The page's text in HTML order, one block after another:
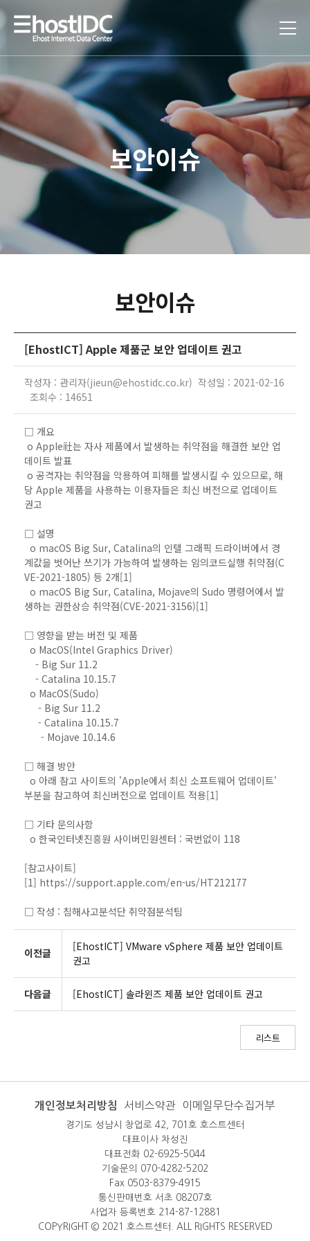
보안이슈
보안이슈
[EhostICT] Apple 제품군 보안 업데이트 권고
작성자 : 관리자(jieun@ehostidc.co.kr) 작성일 : 2021-02-16
조회수 : 14651
□ 개요
o Apple社는 자사 제품에서 발생하는 취약점을 해결한 보안 업
데이트 발표
o 공격자는 취약점을 악용하여 피해를 발생시킬 수 있으므로, 해
당 Apple 제품을 사용하는 이용자들은 최신 버전으로 업데이트
권고
□ 설명
o macOS Big Sur, Catalina의 인텔 그래픽 드라이버에서 경
계값을 벗어난 쓰기가 가능하여 발생하는 임의코드실행 취약점(C
VE-2021-1805) 등 2개[1]
o macOS Big Sur, Catalina, Mojave의 Sudo 명령어에서 발
생하는 권한상승 취약점(CVE-2021-3156)[1]
□ 영향을 받는 버전 및 제품
o MacOS(Intel Graphics Driver)
- Big Sur 11.2
- Catalina 10.15.7
o MacOS(Sudo)
- Big Sur 11.2
- Catalina 10.15.7
- Mojave 10.14.6
□ 해결 방안
o 아래 참고 사이트의 'Apple에서 최신 소프트웨어 업데이트'
부분을 참고하여 최신버전으로 업데이트 적용[1]
□ 기타 문의사항
o 한국인터넷진흥원 사이버민원센터 : 국번없이 118
[참고사이트]
[1] https://support.apple.com/en-us/HT212177
□ 작성 : 침해사고분석단 취약점분석팀
이전글
[EhostICT] VMware vSphere 제품 보안 업데이트
권고
다음글 [EhostICT] 솔라윈즈 제품 보안 업데이트 권고
리스트
개인정보처리방침 서비스약관 이메일무단수집거부
경기도 성남시 창업로 42, 701호 호스트센터
대표이사 차성진
대표전화 02-6925-5044
기술문의 070-4282-5202
Fax 0503-8379-4915
통신판매번호 서초 08207호
사업자 등록번호 214-87-12881
COPYRIGHT © 2021 호스트센터. ALL RIGHTS RESERVED